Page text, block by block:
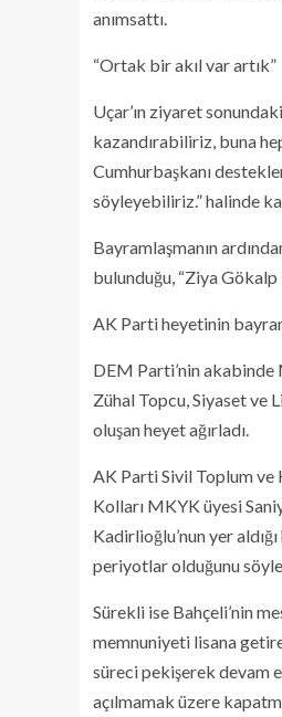
anımsattı.
“Ortak bir akıl var artık”
Uçar’ın ziyaret
kazandırabiliriz, buna
Cumhurbaşkanı
söyleyebiliriz.” halinde
Bayramlaşmanın
bulunduğu, “Ziya
AK Parti heyetinin
DEM Parti’nin akabinde
Zühal Topcu, Siyaset ve
oluşan heyet ağırladı.
AK Parti Sivil Toplum ve
Kolları MKYK üyesi
Kadirlioğlu’nun yer
periyotlar olduğunu
Sürekli ise Bahçeli’nin
memnuniyeti lisana
süreci pekişerek devam
açılmamak üzere